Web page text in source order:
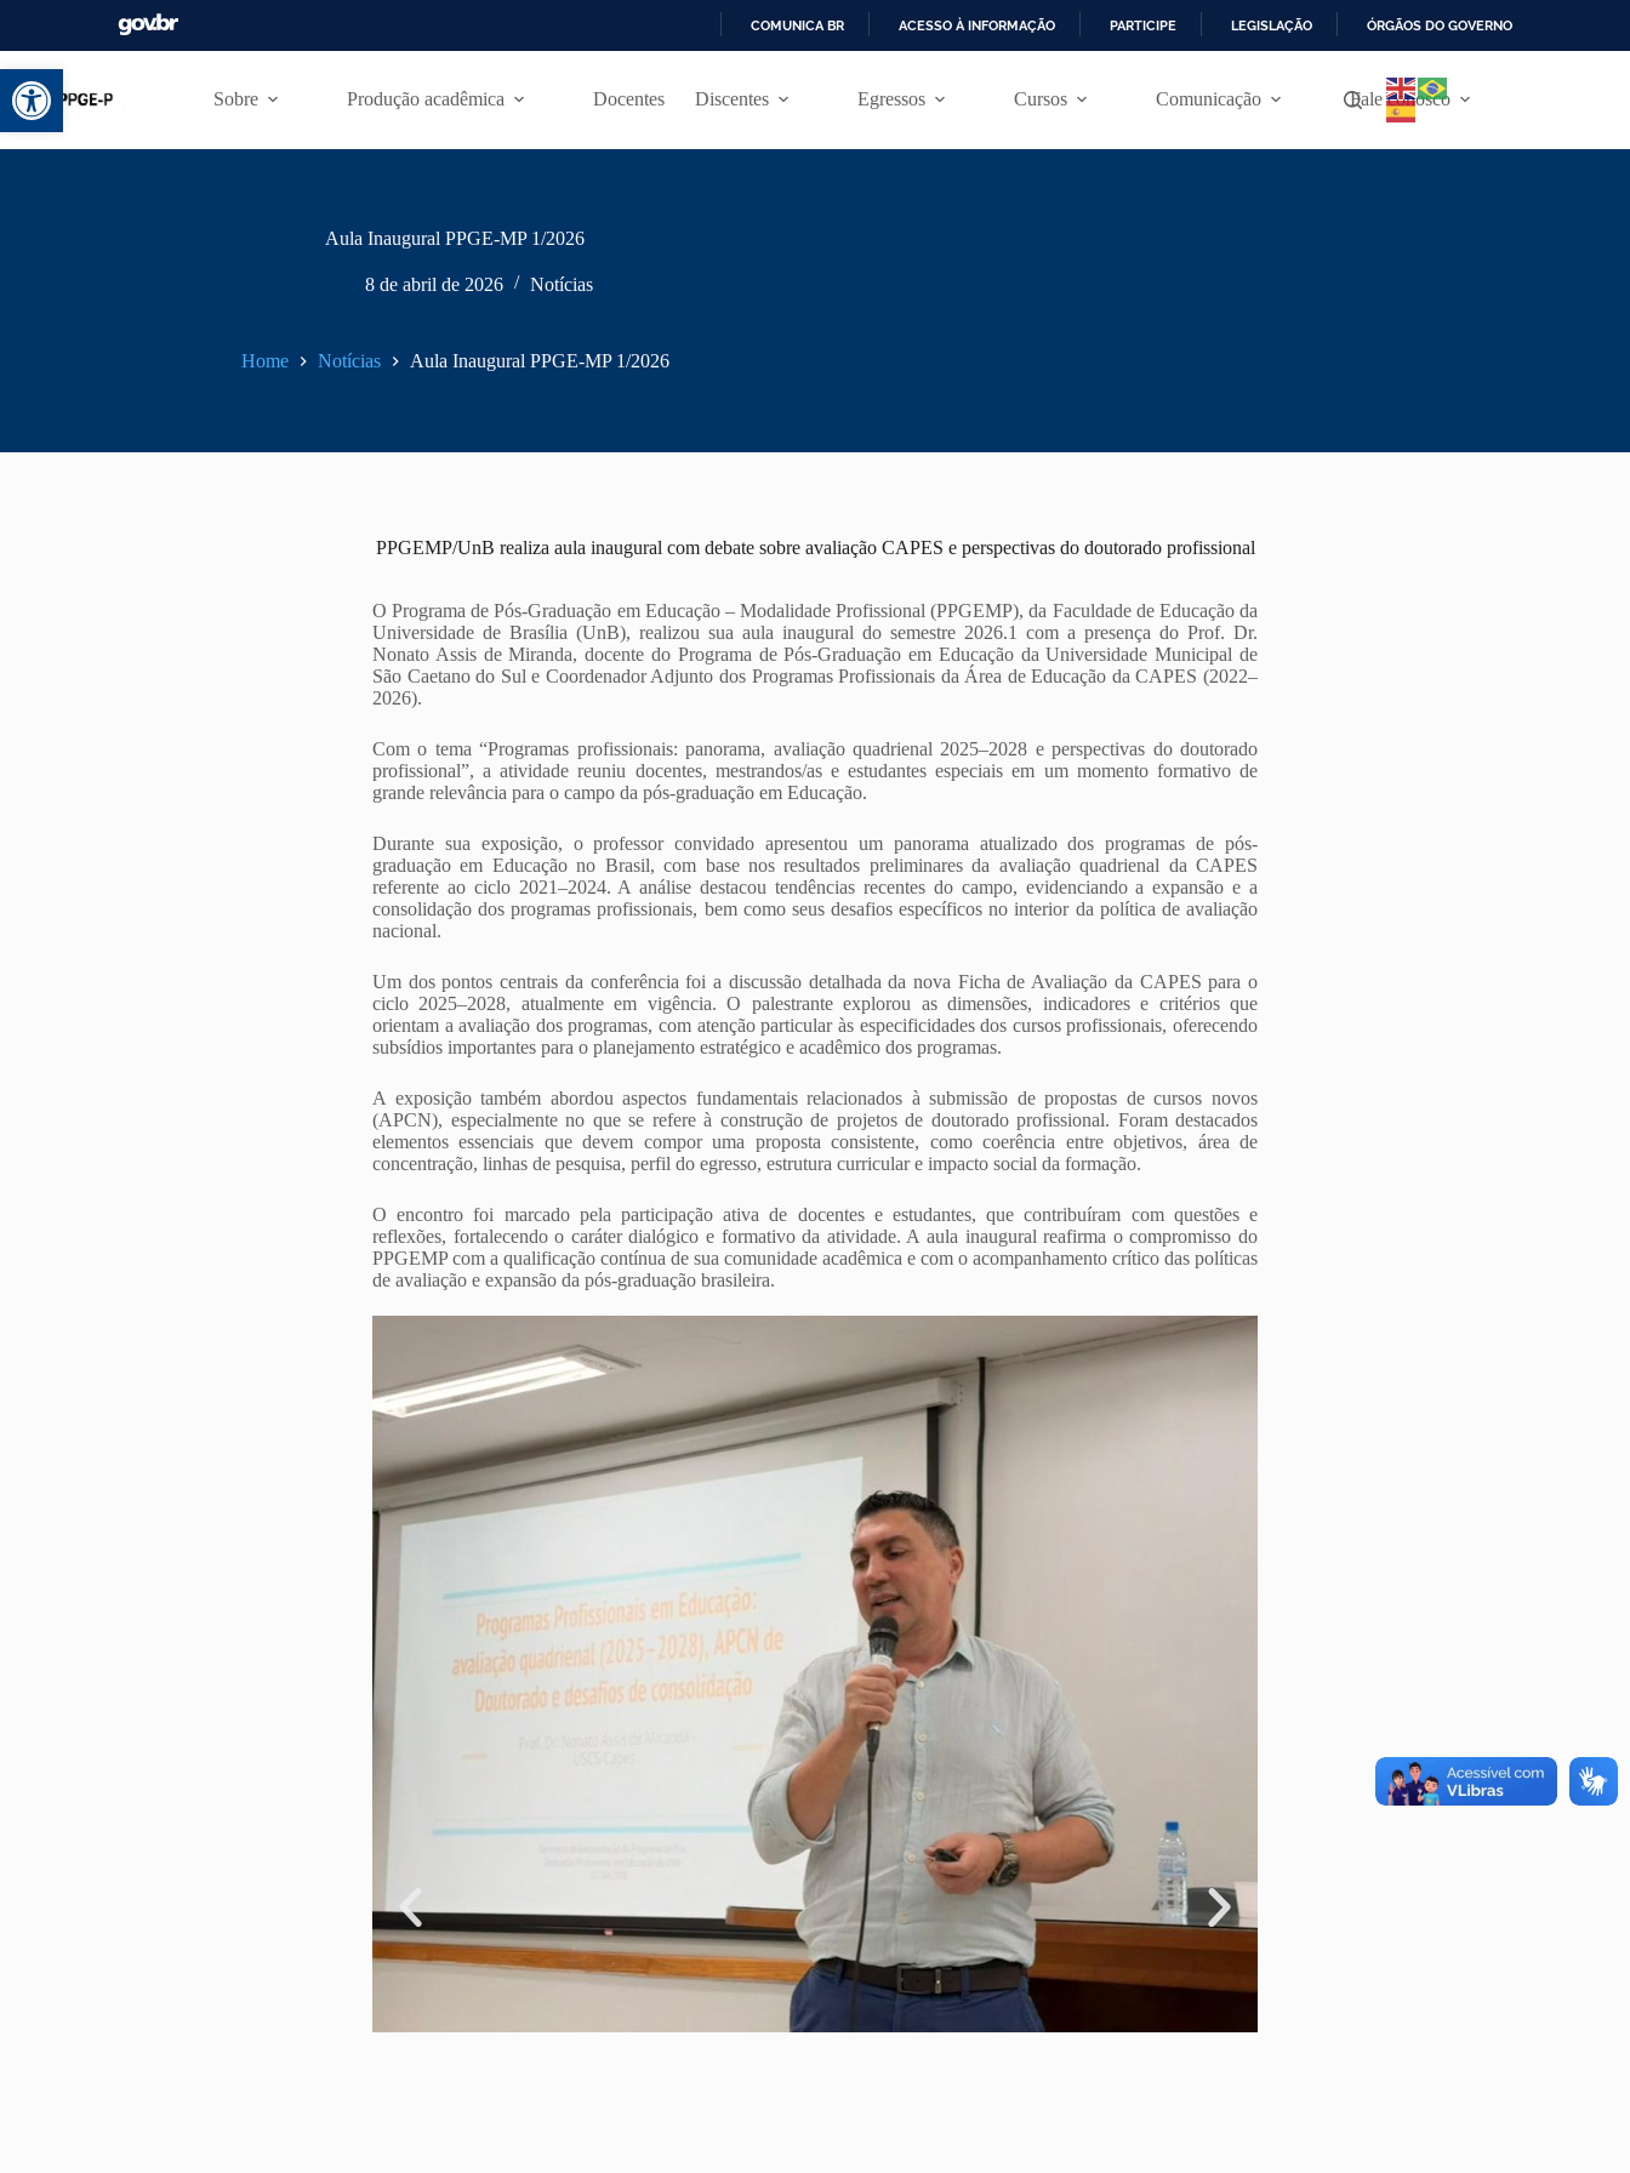
Abrir a barra de ferramentas
R
COMUNICA BR ACESSO À INFORMAÇÃO PARTICIPE LEGISLAÇÃO ÓRGÃOS DO GOVERNO
Sobre Produção acadêmica Docentes Discentes Egressos Cursos Comunicação Fale conosco
Aula Inaugural PPGE-MP 1/2026
8 de abril de 2026 Notícias
Home Notícias Aula Inaugural PPGE-MP 1/2026
PPGEMP/UnB realiza aula inaugural com debate sobre avaliação CAPES e perspectivas do doutorado profissional
O Programa de Pós-Graduação em Educação – Modalidade Profissional (PPGEMP), da Faculdade de Educação da
Universidade de Brasília (UnB), realizou sua aula inaugural do semestre 2026.1 com a presença do Prof. Dr.
Nonato Assis de Miranda, docente do Programa de Pós-Graduação em Educação da Universidade Municipal de
São Caetano do Sul e Coordenador Adjunto dos Programas Profissionais da Área de Educação da CAPES (2022–
2026).
Com o tema “Programas profissionais: panorama, avaliação quadrienal 2025–2028 e perspectivas do doutorado
profissional”, a atividade reuniu docentes, mestrandos/as e estudantes especiais em um momento formativo de
grande relevância para o campo da pós-graduação em Educação.
Durante sua exposição, o professor convidado apresentou um panorama atualizado dos programas de pós-
graduação em Educação no Brasil, com base nos resultados preliminares da avaliação quadrienal da CAPES
referente ao ciclo 2021–2024. A análise destacou tendências recentes do campo, evidenciando a expansão e a
consolidação dos programas profissionais, bem como seus desafios específicos no interior da política de avaliação
nacional.
Um dos pontos centrais da conferência foi a discussão detalhada da nova Ficha de Avaliação da CAPES para o
ciclo 2025–2028, atualmente em vigência. O palestrante explorou as dimensões, indicadores e critérios que
orientam a avaliação dos programas, com atenção particular às especificidades dos cursos profissionais, oferecendo
subsídios importantes para o planejamento estratégico e acadêmico dos programas.
A exposição também abordou aspectos fundamentais relacionados à submissão de propostas de cursos novos
(APCN), especialmente no que se refere à construção de projetos de doutorado profissional. Foram destacados
elementos essenciais que devem compor uma proposta consistente, como coerência entre objetivos, área de
concentração, linhas de pesquisa, perfil do egresso, estrutura curricular e impacto social da formação.
O encontro foi marcado pela participação ativa de docentes e estudantes, que contribuíram com questões e
reflexões, fortalecendo o caráter dialógico e formativo da atividade. A aula inaugural reafirma o compromisso do
PPGEMP com a qualificação contínua de sua comunidade acadêmica e com o acompanhamento crítico das políticas
de avaliação e expansão da pós-graduação brasileira.